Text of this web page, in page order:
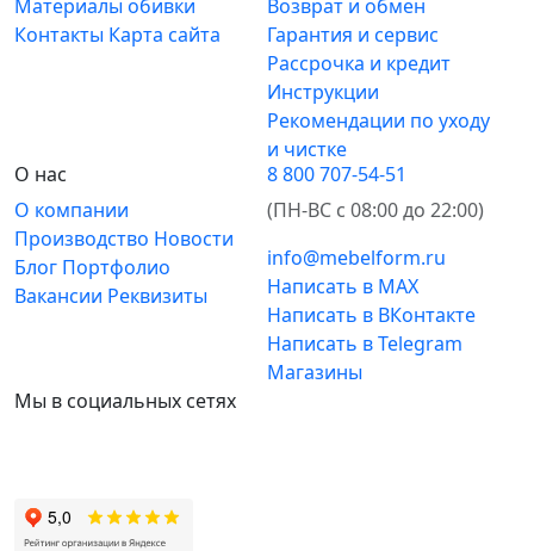
Материалы обивки
Контакты Карта сайта
Возврат и обмен
Гарантия и сервис
Рассрочка и кредит
Инструкции
Рекомендации по уходу
и чистке
О нас
О компании
Производство Новости
Блог Портфолио
Вакансии Реквизиты
8 800 707-54-51
(ПН-ВС с 08:00 до 22:00)
info@mebelform.ru
Написать в MAX
Написать в ВКонтакте
Написать в Telegram
Магазины
Мы в социальных сетях